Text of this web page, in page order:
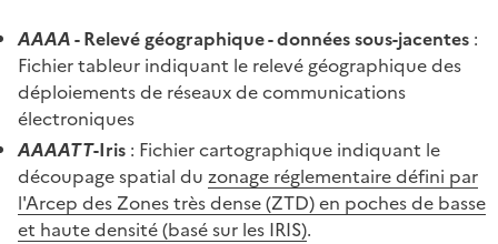
AAAA- Relevé géographique - données sous-jacentes :
Fichier tableur indiquant le relevé géographique des
déploiements de réseaux de communications
électroniques
AAAATT-Iris : Fichier cartographique indiquant le
découpage spatial du zonage réglementaire défini par
l'Arcep des Zones très dense (ZTD) en poches de basse
et haute densité (basé sur les IRIS).